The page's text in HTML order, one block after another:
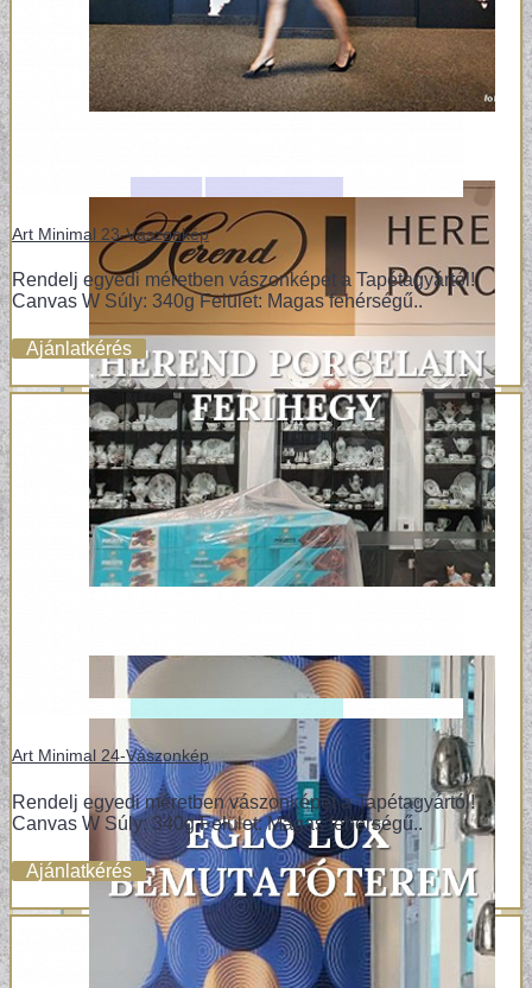
Art Minimal 23-Vászonkép
Rendelj egyedi méretben vászonképet a Tapétagyártól!
Canvas W Súly: 340g Felület: Magas fehérségű..
Ajánlatkérés
Art Minimal 24-Vászonkép
Rendelj egyedi méretben vászonképet a Tapétagyártól!
Canvas W Súly: 340g Felület: Magas fehérségű..
Ajánlatkérés